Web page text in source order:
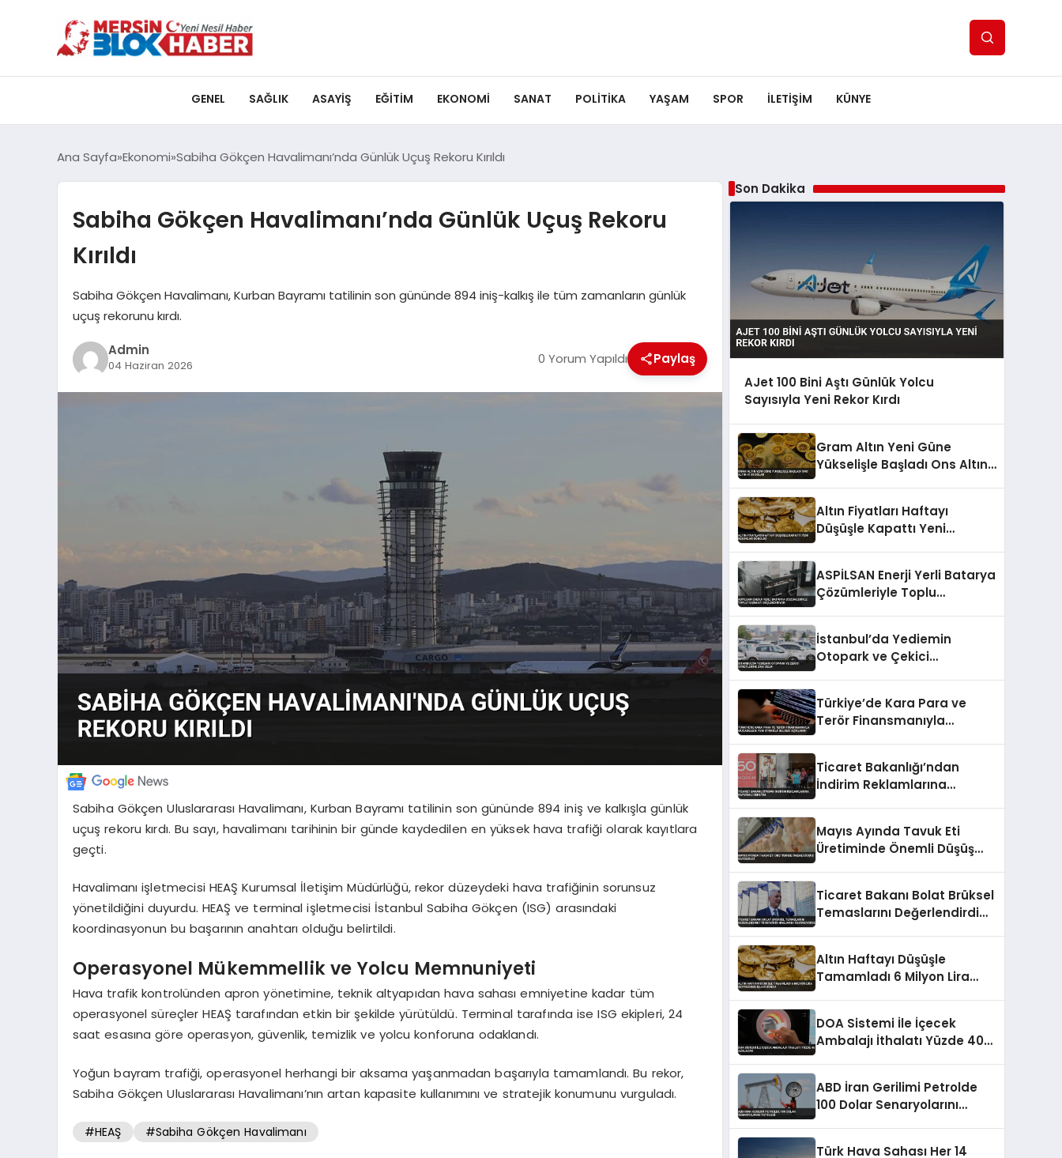
GENEL SAĞLIK ASAYIŞ EĞITIM EKONOMI SANAT POLITIKA YAŞAM SPOR ILETİŞİM KÜNYE
Ana Sayfa Ekonomi Sabiha Gökçen Havalimanı’nda Günlük Uçuş Rekoru Kırıldı
Sabiha Gökçen Havalimanı’nda Günlük Uçuş Rekoru
Kırıldı
Sabiha Gökçen Havalimanı, Kurban Bayramı tatilinin son gününde 894 iniş-kalkış ile tüm zamanların günlük
uçuş rekorunu kırdı.
Admin
04 Haziran 2026 0 Yorum Yapıldı Paylaş
Sabiha Gökçen Uluslararası Havalimanı, Kurban Bayramı tatilinin son gününde 894 iniş ve kalkışla günlük
uçuş rekoru kırdı. Bu sayı, havalimanı tarihinin bir günde kaydedilen en yüksek hava trafiği olarak kayıtlara
geçti.
Havalimanı işletmecisi HEAŞ Kurumsal İletişim Müdürlüğü, rekor düzeydeki hava trafiğinin sorunsuz
yönetildiğini duyurdu. HEAŞ ve terminal işletmecisi İstanbul Sabiha Gökçen (ISG) arasındaki
koordinasyonun bu başarının anahtarı olduğu belirtildi.
Operasyonel Mükemmellik ve Yolcu Memnuniyeti
Hava trafik kontrolünden apron yönetimine, teknik altyapıdan hava sahası emniyetine kadar tüm
operasyonel süreçler HEAŞ tarafından etkin bir şekilde yürütüldü. Terminal tarafında ise ISG ekipleri, 24
saat esasına göre operasyon, güvenlik, temizlik ve yolcu konforuna odaklandı.
Yoğun bayram trafiği, operasyonel herhangi bir aksama yaşanmadan başarıyla tamamlandı. Bu rekor,
Sabiha Gökçen Uluslararası Havalimanı’nın artan kapasite kullanımını ve stratejik konumunu vurguladı.
#HEAŞ #Sabiha Gökçen Havalimanı
Son Dakika
AJet 100 Bini Aştı Günlük Yolcu
Sayısıyla Yeni Rekor Kırdı
Gram Altın Yeni Güne
Yükselişle Başladı Ons Altın
Altın Fiyatları Haftayı
Düşüşle Kapattı Yeni
ASPİLSAN Enerji Yerli Batarya
Çözümleriyle Toplu
İstanbul’da Yediemin
Otopark ve Çekici
Türkiye’de Kara Para ve
Terör Finansmanıyla
Ticaret Bakanlığı’ndan
İndirim Reklamlarına
Mayıs Ayında Tavuk Eti
Üretiminde Önemli Düşüş
Ticaret Bakanı Bolat Brüksel
Temaslarını Değerlendirdi
Altın Haftayı Düşüşle
Tamamladı 6 Milyon Lira
DOA Sistemi İle İçecek
Ambalajı İthalatı Yüzde 40
ABD İran Gerilimi Petrolde
100 Dolar Senaryolarını
Türk Hava Sahası Her 14